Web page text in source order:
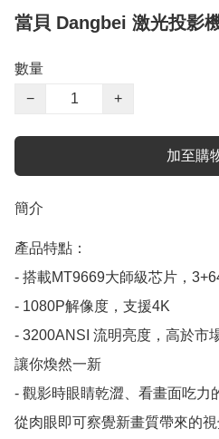
當貝 Dangbei 激光投影
數量
−
+
加至購
簡介
產品特點：
- 搭載MT9669大師級芯片，
- 1080P解像度，支援4K
- 3200ANSI 流明亮度，高於市
讓你煥然一新
- 觀影時眼睛乾澀、看畫面吃力
從肉眼即可察覺新畫質帶來的